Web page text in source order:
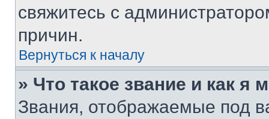
свяжитесь с
причин.
Вернуться к началу
» Что такое звание и как я
Звания, отображаемые под